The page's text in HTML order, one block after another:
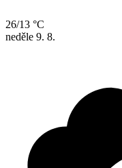
26/13 °C
neděle 9. 8.